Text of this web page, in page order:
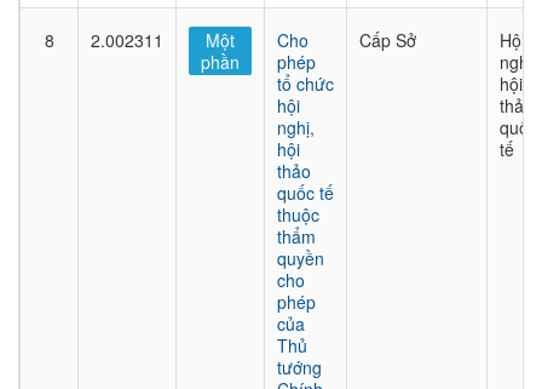
8 2.002311
Một
phần
Cho
phép
tổ chức
hội
nghị,
hội
thảo
quốc tế
thuộc
thẩm
quyền
cho
phép
của
Thủ
tướng
Cấp Sở
Hội
nghị,
hội
thảo
quốc
tế